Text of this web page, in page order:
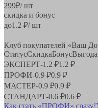
299₽/ шт
скидка и бонус
до1.2 ₽/ шт
Клуб покупателей «Ваш
СтатусСкидкаБонусВыгода
ЭКСПЕРТ-1.2 ₽1.2 ₽
ПРОФИ-0.9 ₽0.9 ₽
МАСТЕР-0.9 ₽0.9 ₽
СТАНДАРТ-0.6 ₽0.6 ₽
Как стать «ПРОФИ» сразу!